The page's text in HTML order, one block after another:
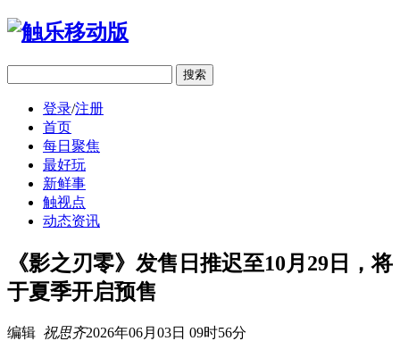
移动版
登录/注册
首页
每日聚焦
最好玩
新鲜事
触视点
动态资讯
《影之刃零》发售日推迟至10月29日，将
于夏季开启预售
编辑 祝思齐2026年06月03日 09时56分